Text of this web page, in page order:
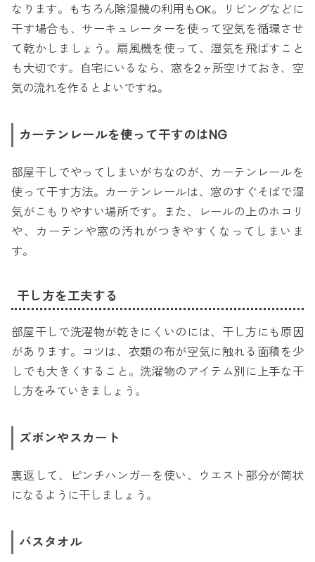
なります。もちろん除湿機の利用もOK。リビングなどに
干す場合も、サーキュレーターを使って空気を循環させ
て乾かしましょう。扇風機を使って、湿気を飛ばすこと
も大切です。自宅にいるなら、窓を2ヶ所空けておき、空
気の流れを作るとよいですね。
カーテンレールを使って干すのはNG
部屋干しでやってしまいがちなのが、カーテンレールを
使って干す方法。カーテンレールは、窓のすぐそばで湿
気がこもりやすい場所です。また、レールの上のホコリ
や、カーテンや窓の汚れがつきやすくなってしまいま
す。
干し方を工夫する
部屋干しで洗濯物が乾きにくいのには、干し方にも原因
があります。コツは、衣類の布が空気に触れる面積を少
しでも大きくすること。洗濯物のアイテム別に上手な干
し方をみていきましょう。
ズボンやスカート
裏返して、ピンチハンガーを使い、ウエスト部分が筒状
になるように干しましょう。
バスタオル